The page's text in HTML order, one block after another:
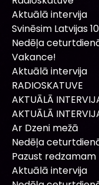
Aktuālā intervija
Svinēsim Latvijas
Nedēļa
Vakance!
Aktuālā intervija
RADIOSKATUVE
AKTUĀLĀ
AKTUĀLĀ
Ar Dzeni mežā
Nedēļa
Pazust redzamam
Aktuālā intervija